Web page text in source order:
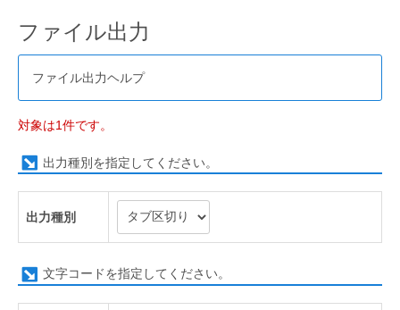
ファイル出力
ファイル出力ヘルプ
対象は1件です。
出力種別を指定してください。
出力種別
文字コードを指定してください。